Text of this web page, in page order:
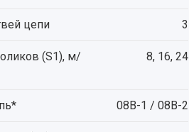
цепи 3
(S1), м/
8, 16, 24
08B-1 / 08В-2